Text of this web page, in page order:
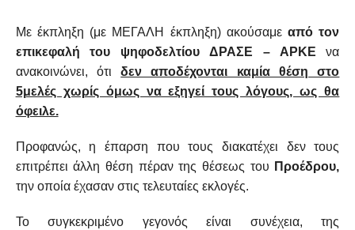
Με έκπληξη (με ΜΕΓΑΛΗ έκπληξη) ακούσαμεαπό τον
επικεφαλή του ψηφοδελτίου ΔΡΑΣΕ – ΑΡΚΕνα
ανακοινώνει, ότιδεν αποδέχονται καμία θέση στο
5μελές χωρίς όμως να εξηγεί τους λόγους, ως θα
όφειλε.
Προφανώς, η έπαρση που τους διακατέχει δεν τους
επιτρέπει άλλη θέση πέραν της θέσεως του Προέδρου,
την οποία έχασαν στις τελευταίες εκλογές.
Το συγκεκριμένο γεγονός είναι συνέχεια, της